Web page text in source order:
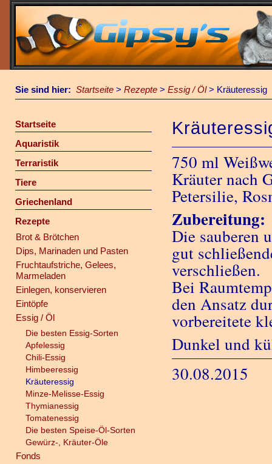
Sie sind hier: Startseite > Rezepte > Essig / Öl> Kräuteressig
Startseite
Aquaristik
Terraristik
Tiere
Griechenland
Rezepte
Brot & Brötchen
Dips, Marinaden und Pasten
Fruchtaufstriche, Gelees,
Marmeladen
Einlegen, konservieren
Eintöpfe
Essig / Öl
Die besten Essig-Sorten
Apfelessig
Chili-Essig
Himbeeressig
Kräuteressig
Minze-Melisse-Essig
Thymianessig
Tomatenessig
Die besten Speise-Öl-Sorten
Gewürz-, Kräuter-Öle
Fonds
750 ml
Kräuter nach
Petersilie,
Zubereitung:
Die sauberen
gut
verschließen.
Bei
den Ansatz
vorbereitete
Dunkel und
30.08.2015